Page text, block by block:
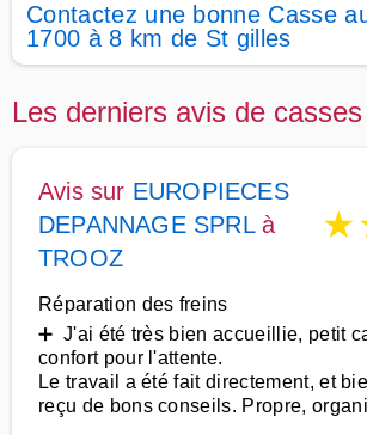
Contactez une bonne Casse
1700 à 8 km de St gilles
Les derniers avis de
Avis sur EUROPIECES
DEPANNAGE SPRLà
TROOZ
★
Réparation des freins
➕ J'ai été très bien accueillie, petit
confort pour l'attente.
Le travail a été fait directement, et
reçu de bons conseils. Propre,